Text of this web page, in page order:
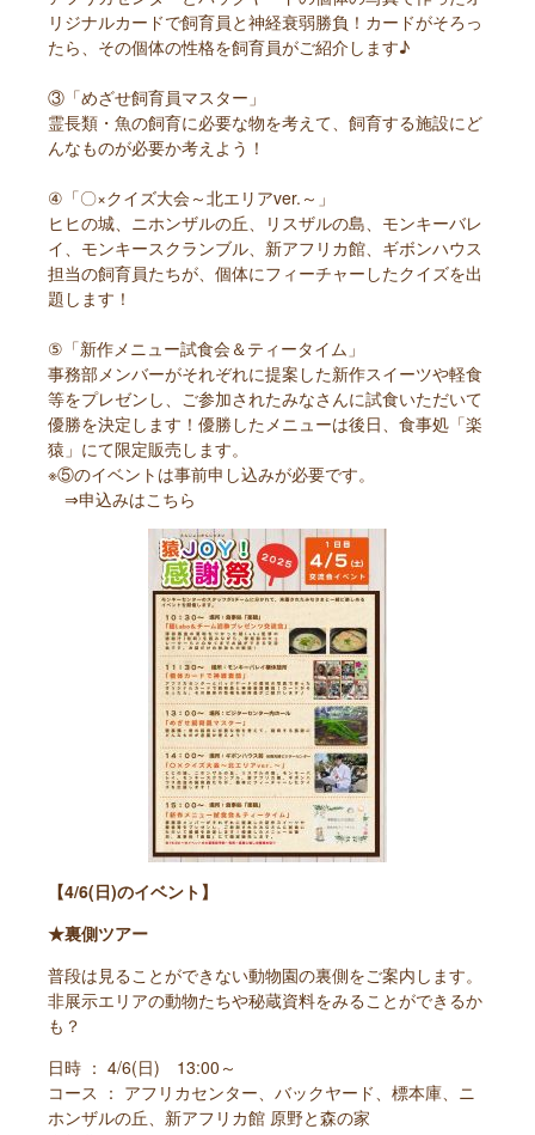
リジナルカードで飼育員と神経衰弱勝負！カードがそろっ
たら、その個体の性格を飼育員がご紹介します♪
③「めざせ飼育員マスター」
霊長類・魚の飼育に必要な物を考えて、飼育する施設にど
んなものが必要か考えよう！
④「〇×クイズ大会～北エリアver.～」
ヒヒの城、ニホンザルの丘、リスザルの島、モンキーバレ
イ、モンキースクランブル、新アフリカ館、ギボンハウス
担当の飼育員たちが、個体にフィーチャーしたクイズを出
題します！
⑤「新作メニュー試食会＆ティータイム」
事務部メンバーがそれぞれに提案した新作スイーツや軽食
等をプレゼンし、ご参加されたみなさんに試食いただいて
優勝を決定します！優勝したメニューは後日、食事処「楽
猿」にて限定販売します。
※⑤のイベントは事前申し込みが必要です。
⇒申込みはこちら
【4/6(日)のイベント】
★裏側ツアー
普段は見ることができない動物園の裏側をご案内します。
非展示エリアの動物たちや秘蔵資料をみることができるか
も？
日時 ： 4/6(日) 13:00～
コース ： アフリカセンター、バックヤード、標本庫、ニ
ホンザルの丘、新アフリカ館 原野と森の家